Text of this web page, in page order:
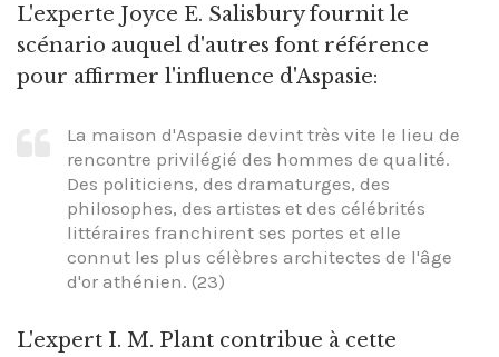
L'experte Joyce E. Salisbury fournit le
scénario auquel d'autres font référence
pour affirmer l'influence d'Aspasie:
La maison d'Aspasie devint très vite le lieu de
rencontre privilégié des hommes de qualité.
Des politiciens, des dramaturges, des
philosophes, des artistes et des célébrités
littéraires franchirent ses portes et elle
connut les plus célèbres architectes de l'âge
d'or athénien. (23)
L'expert I. M. Plant contribue à cette